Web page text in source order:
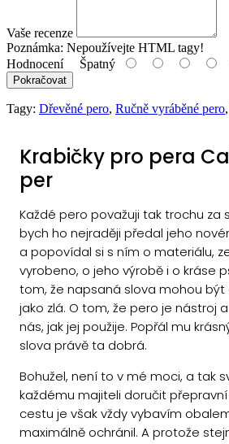
Vaše recenze
Poznámka: Nepoužívejte HTML tagy!
HodnoceníŠpatný
Pokračovat
Tagy: Dřevěné pero, Ručně vyráběné pero,